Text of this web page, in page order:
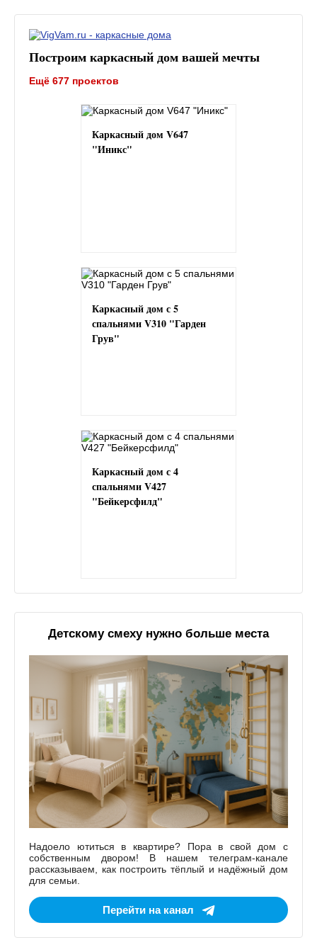
Построим каркасный дом вашей мечты
Ещё 677 проектов
Каркасный дом V647
"Иникс"
Каркасный дом с 5
спальнями V310 "Гарден
Грув"
Каркасный дом с 4
спальнями V427
"Бейкерсфилд"
Детскому смеху нужно больше места
Надоело ютиться в квартире? Пора в свой дом с
собственным двором! В нашем телеграм-канале
рассказываем, как построить тёплый и надёжный дом
для семьи.
Перейти на канал